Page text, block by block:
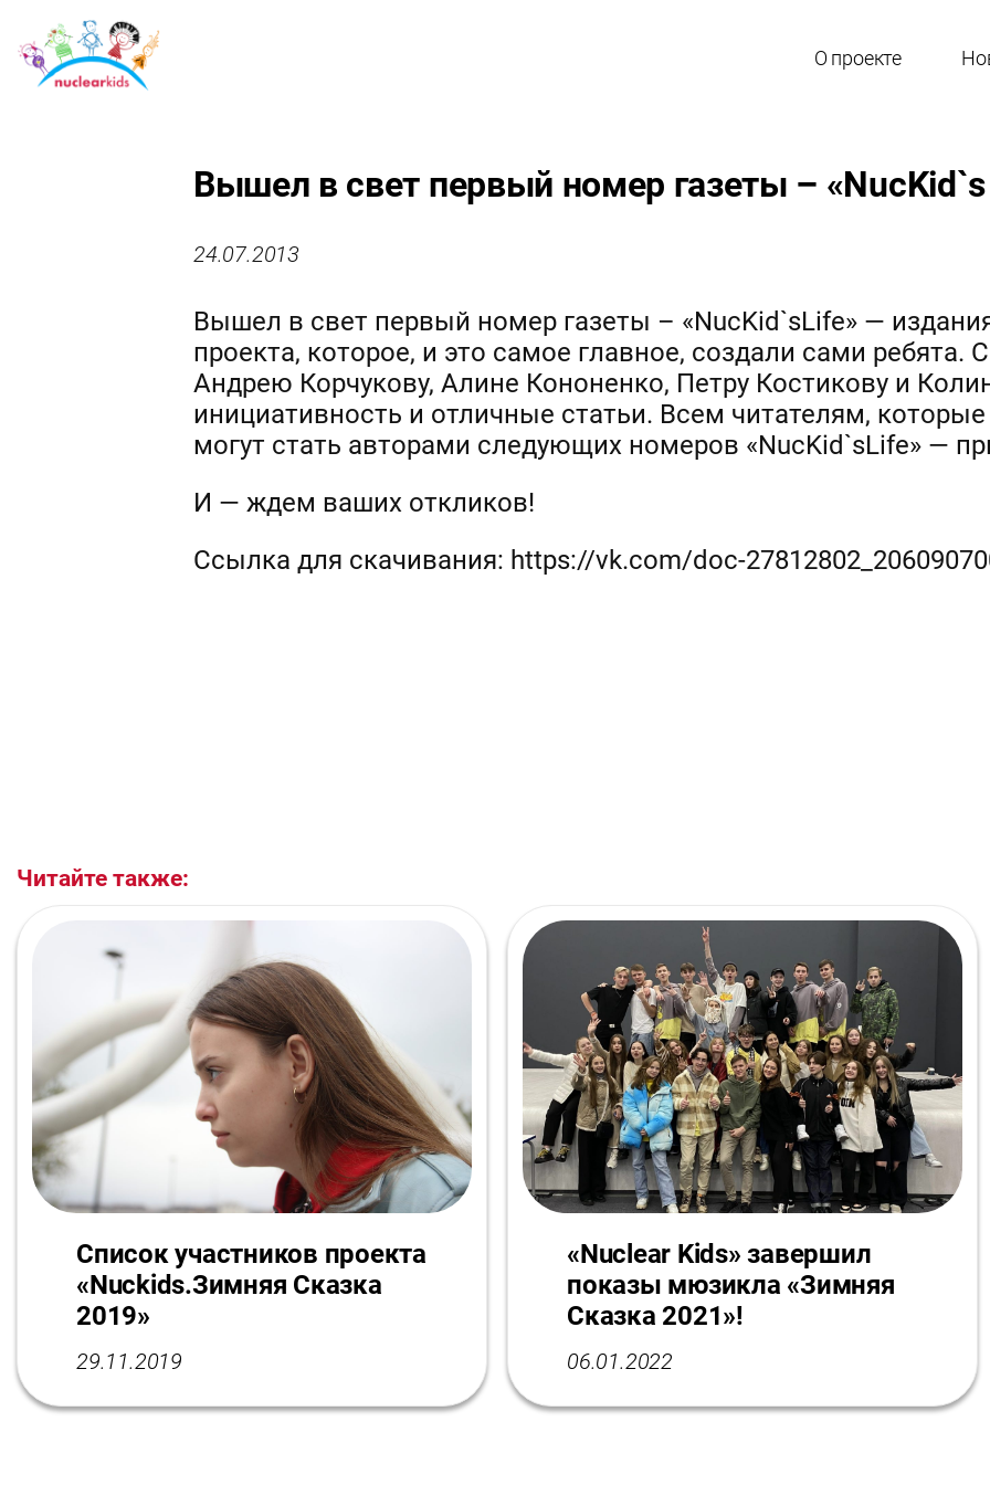
О проекте
Вышел в свет первый номер газеты –
24.07.2013
Вышел в свет первый номер газеты – «NucKid`sLife» —
проекта, которое, и это самое главное, создали сами ребята.
Андрею Корчукову, Алине Кононенко, Петру Костикову и
инициативность и отличные статьи. Всем читателям,
могут стать авторами следующих номеров «NucKid`sLife» —
И — ждем ваших откликов!
Ссылка для скачивания: https://vk.com/doc-
Читайте также:
Список участников проекта
«Nuckids.Зимняя Сказка
2019»
29.11.2019
«Nuclear Kids» завершил
показы мюзикла «Зимняя
Сказка 2021»!
06.01.2022